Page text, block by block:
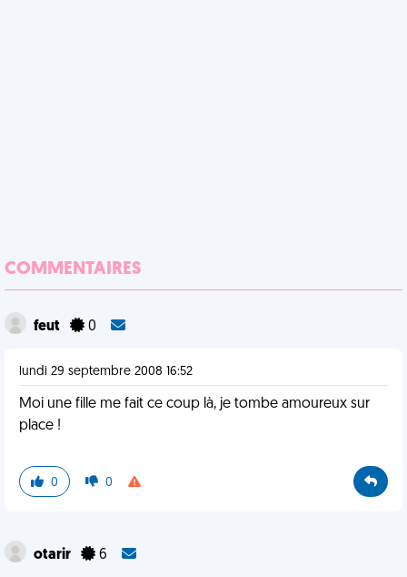
COMMENTAIRES
feut 0
lundi 29 septembre 2008 16:52
Moi une fille me fait ce coup là, je tombe amoureux sur
place !
0 0
otarir 6